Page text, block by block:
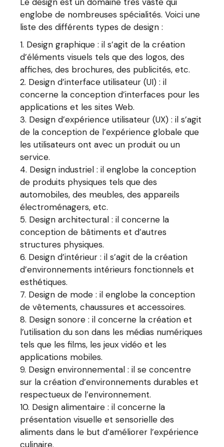
englobe de nombreuses spécialités. Voici une
liste des différents types de design :
Design graphique : il s’agit de la création
d’éléments visuels tels que des logos, des
affiches, des brochures, des publicités, etc.
Design d’interface utilisateur (UI) : il
concerne la conception d’interfaces pour les
applications et les sites Web.
Design d’expérience utilisateur (UX) : il s’agit
de la conception de l’expérience globale que
les utilisateurs ont avec un produit ou un
service.
Design industriel : il englobe la conception
de produits physiques tels que des
automobiles, des meubles, des appareils
électroménagers, etc.
Design architectural : il concerne la
conception de bâtiments et d’autres
structures physiques.
Design d’intérieur : il s’agit de la création
d’environnements intérieurs fonctionnels et
esthétiques.
Design de mode : il englobe la conception
de vêtements, chaussures et accessoires.
Design sonore : il concerne la création et
l’utilisation du son dans les médias numériques
tels que les films, les jeux vidéo et les
applications mobiles.
Design environnemental : il se concentre
sur la création d’environnements durables et
respectueux de l’environnement.
Design alimentaire : il concerne la
présentation visuelle et sensorielle des
aliments dans le but d’améliorer l’expérience
culinaire.